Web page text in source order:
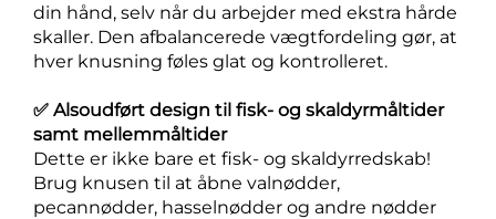
din hånd, selv når du arbejder med ekstra hårde
skaller. Den afbalancerede vægtfordeling gør, at
hver knusning føles glat og kontrolleret.
✅ Alsoudført design til fisk- og skaldyrmåltider
samt mellemmåltider
Dette er ikke bare et fisk- og skaldyrredskab!
Brug knusen til at åbne valnødder,
pecannødder, hasselnødder og andre nødder